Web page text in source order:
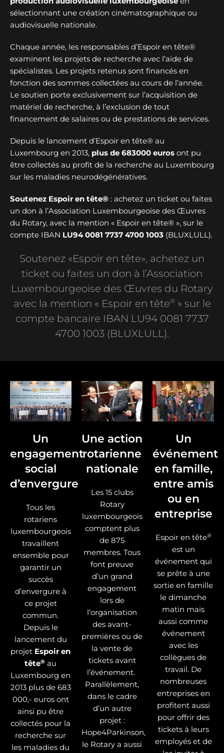
sélectionnant une création cinématographique ou
audiovisuelle nationale.
Chaque année, les responsables d’Espoir en tête®
examinent les projets de recherche avec l’aide de
spécialistes. Les projets retenus sont financés en
fonction des sommes collectées au cours de l’année.
Le soutien porte exclusivement sur l’acquisition de
matériel de recherche, à l’exclusion de tout
financement de salaires ou de prestations de services.
Depuis le lancement d’Espoir en tête® au
Luxembourg en 2013, plus de 683000 euros ont pu
être collectés au profit de la recherche au Luxembourg
sur les maladies neurodégénératives.
Soutenez Espoir en tête® : achetez un ticket ou faites
un don à l’Association Luxembourgeoise des Œuvres
du Rotary, avec la mention « Espoir en tête® », sur le
compte IBAN LU94 0081 7737 4700 1003 (BLUXLULL).
Soutenez «Espoir en tête», achetez un
ticket ou faites un don à l’Association
Luxembourgeoise des Œuvres du Rotary
avec la mention « Espoir en tête® » sur le
compte bancaire IBAN LU94 0081 7737
4700 1003 (BLUXLULL).
Un
engagement
social
d’envergure
Tous les
rotariens
luxembourgeois
travaillent
ensemble pour
garantir un
succès
d’envergure à
ce projet
commun.
Depuis le
lancement du
projet Espoir en
tête® au
Luxembourg en
2013 plus de 683
000,- euros ont
ainsi pu être
collectés pour la
recherche sur
les maladies du
Une action
rotarienne
nationale
Les 15 clubs
Rotary
luxembourgeois
comptent plus
de 875
membres. Tous
font preuve
d’un grand
engagement
lors de
l’organisation
des avant-
premières ou de
la vente de
tickets avant
l’événement.
Parallèlement,
dans le cadre
d’un autre
projet :
Hope4Parkinson,
le Rotary a aussi
Un
événement
en famille,
entre amis
ou en
entreprise
Espoir en tête®
est un
événement qui
se prête à une
sortie en famille
le dimanche
matin mais
aussi comme
événement
avec les
collègues de
travail. De
nombreuses
entreprises en
profitent aussi
pour offrir des
tickets à leurs
employés et de